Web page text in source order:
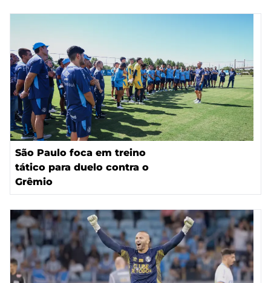
São Paulo foca em treino
tático para duelo contra o
Grêmio